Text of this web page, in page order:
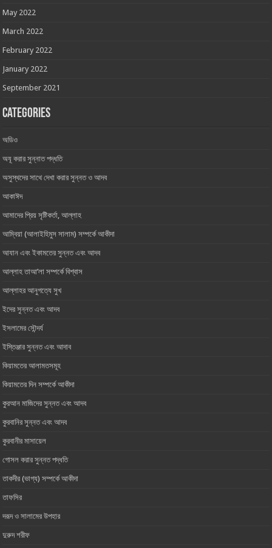
May 2022
March 2022
February 2022
January 2022
September 2021
Categories
অডিও
অযূ করার সুন্নাত পদ্ধতি
অসুস্থদের সাথে দেখা করার সুন্নত ও আদব
আকাঈদ
আমাদের প্রিয় সৃষ্টিকর্তা, আল্লাহ ‎
আম্বিয়া (আলাইহিমুস সালাম) সম্পর্কে আকীদা
আযান এবং ইকামতের সুন্নত এবং আদব
আল্লাহ তাআ’লা সম্পর্কে বিশ্বাস
আল্লাহর আনুগত্যে সুখ
ইদের সুন্নত এবং আদব
ইসলামের সৌন্দর্য
ইস্তিঞ্জার সুন্নত এবং আদাব
কিয়ামতের আলামতসমূহ
কিয়ামতের দিন সম্পর্কে আকীদা
কুরআন মাজিদের সুন্নত এবং আদব
কুরবানির সুন্নত এবং আদব
কুরবানীর মাসায়েল
গোসল করার সুন্নত পদ্ধতি
তাকদীর (ভাগ্য) সম্পর্কে আকীদা
তাফসির
দরূদ ও সালামের উপহার
দুরুদ শরীফ